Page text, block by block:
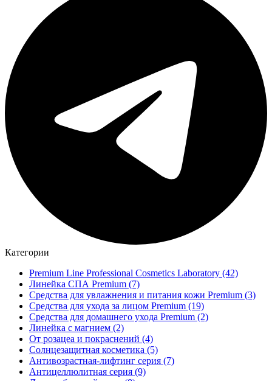
Категории
Premium Line Professional Cosmetics Laboratory (42)
Линейка СПА Premium (7)
Средства для увлажнения и питания кожи Premium (3)
Средства для ухода за лицом Premium (19)
Средства для домашнего ухода Premium (2)
Линейка с магнием (2)
От розацеа и покраснений (4)
Солнцезащитная косметика (5)
Антивозрастная-лифтинг серия (7)
Антицеллюлитная серия (9)